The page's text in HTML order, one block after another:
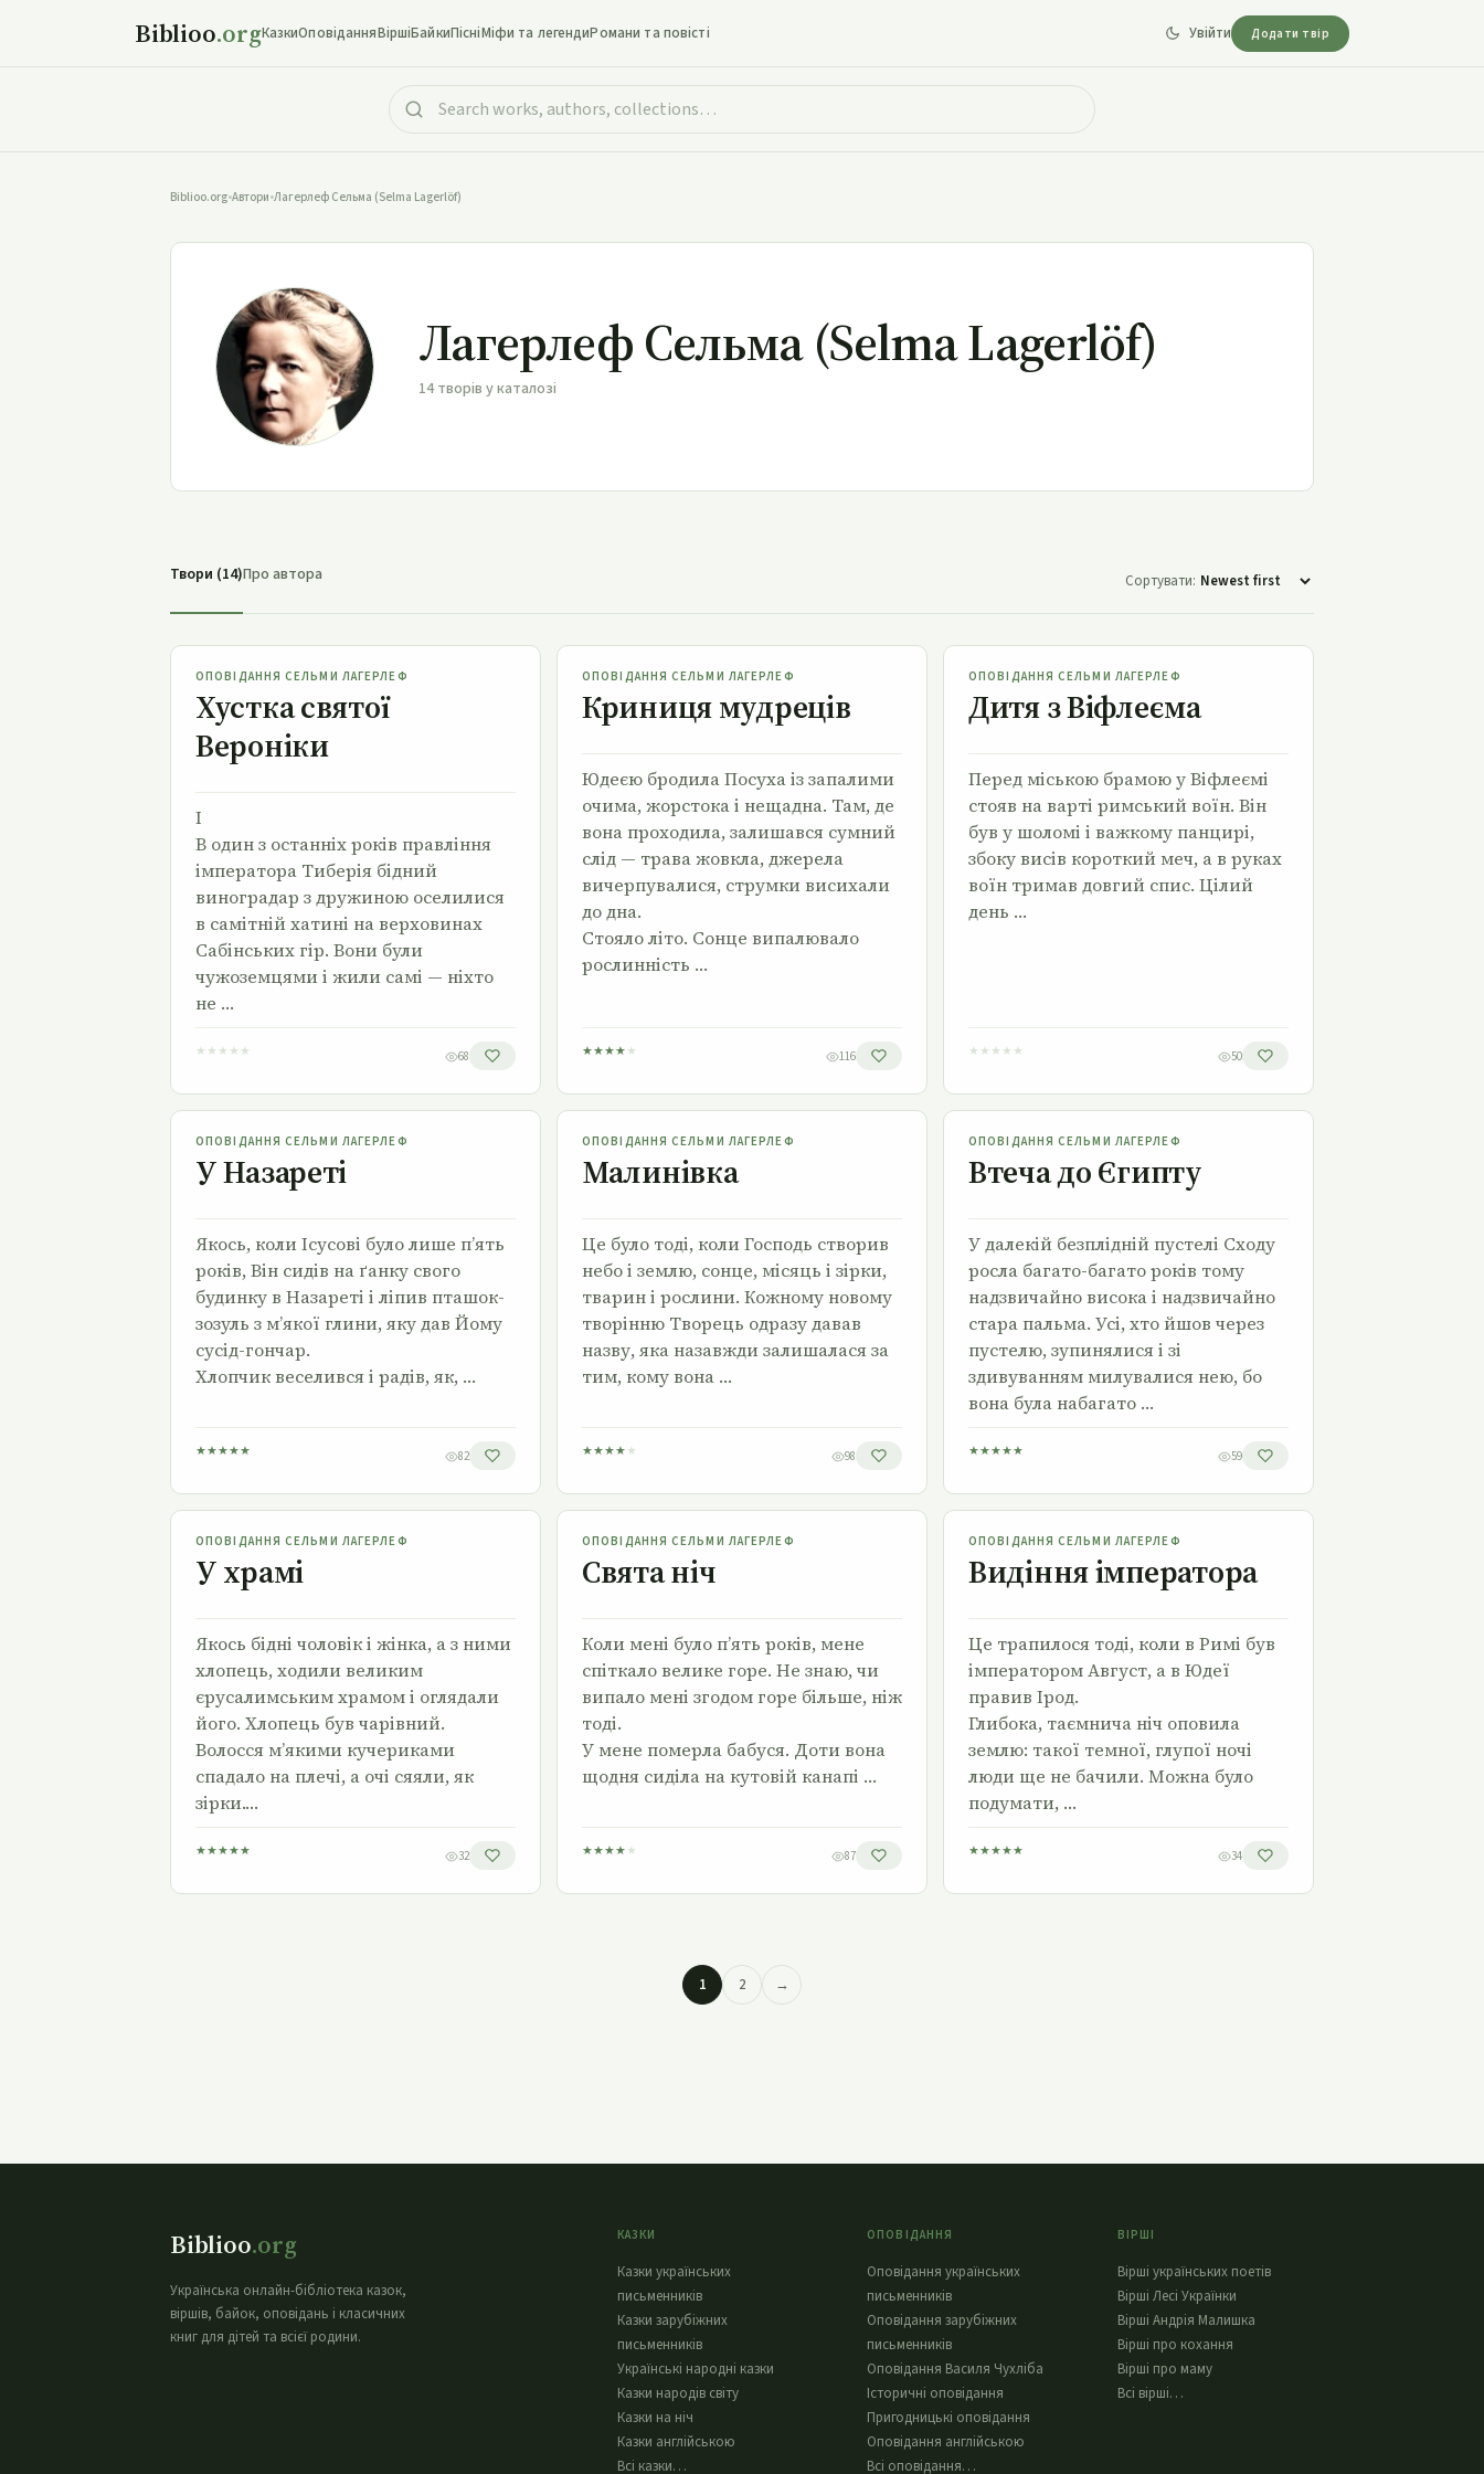
Biblioo.orgКазкиОповіданняВіршіБайкиПісніМіфи та легендиРомани та повісті Увійти Додати твір
Biblioo.org•Автори•Лагерлеф Сельма (Selma Lagerlöf)
Лагерлеф Сельма (Selma Lagerlöf)
14 творів у каталозі
Твори (14)Про автора Сортувати:
Хустка святої Вероніки
ОПОВІДАННЯ СЕЛЬМИ ЛАГЕРЛЕФ
Хустка святої
Вероніки
І
В один з останніх років правління
імператора Тиберія бідний
виноградар з дружиною оселилися
в са­мітній хатині на верховинах
Сабінських гір. Вони були
чужоземцями і жили самі — ніхто
не …
★ ★ ★ ★ ★ 68
Криниця мудреців
ОПОВІДАННЯ СЕЛЬМИ ЛАГЕРЛЕФ
Криниця мудреців
Юдеєю бродила Посуха із запалими
очима, жорсто­ка і нещадна. Там, де
вона проходила, залишався сум­ний
слід — трава жовкла, джерела
вичерпувалися, струм­ки висихали
до дна.
Стояло літо. Сонце випалювало
рослинність …
★★★★ ★ 116
Дитя з Віфлеєма
ОПОВІДАННЯ СЕЛЬМИ ЛАГЕРЛЕФ
Дитя з Віфлеєма
Перед міською брамою у Віфлеємі
стояв на варті римський воїн. Він
був у шоломі і важкому панцирі,
збоку висів короткий меч, а в руках
воїн тримав довгий спис. Цілий
день …
★ ★ ★ ★ ★ 50
У Назареті
ОПОВІДАННЯ СЕЛЬМИ ЛАГЕРЛЕФ
У Назареті
Якось, коли Ісусові було лише п’ять
років, Він сидів на ґанку свого
будинку в Назареті і ліпив пташок-
зозуль з м’якої глини, яку дав Йому
сусід-гончар.
Хлопчик веселився і радів, як, …
★★★★★ 82
Малинівка
ОПОВІДАННЯ СЕЛЬМИ ЛАГЕРЛЕФ
Малинівка
Це було тоді, коли Господь створив
небо і землю, сонце, місяць і зірки,
тварин і рослини. Кожному ново­му
творінню Творець одразу давав
назву, яка назавжди залишалася за
тим, кому вона …
★★★★ ★ 98
Втеча до Єгипту
ОПОВІДАННЯ СЕЛЬМИ ЛАГЕРЛЕФ
Втеча до Єгипту
У далекій безплідній пустелі Сходу
росла багато-ба­гато років тому
надзвичайно висока і надзвичайно
ста­ра пальма. Усі, хто йшов через
пустелю, зупинялися і зі
здивуванням милувалися нею, бо
вона була набагато …
★★★★★ 59
У храмі
ОПОВІДАННЯ СЕЛЬМИ ЛАГЕРЛЕФ
У храмі
Якось бідні чоловік і жінка, а з ними
хлопець, ходи­ли великим
єрусалимським храмом і оглядали
його. Хлопець був чарівний.
Волосся м’якими кучериками
спадало на плечі, а очі сяяли, як
зірки.…
★★★★★ 32
Свята ніч
ОПОВІДАННЯ СЕЛЬМИ ЛАГЕРЛЕФ
Свята ніч
Коли мені було п’ять років, мене
спіткало велике горе. Не знаю, чи
випало мені згодом горе більше, ніж
тоді.
У мене померла бабуся. Доти вона
щодня сиділа на кутовій канапі …
★★★★ ★ 87
Видіння імператора
ОПОВІДАННЯ СЕЛЬМИ ЛАГЕРЛЕФ
Видіння імператора
Це трапилося тоді, коли в Римі був
імператором Ав­густ, а в Юдеї
правив Ірод.
Глибока, таємнича ніч оповила
землю: такої темної, глупої ночі
люди ще не бачили. Можна було
подумати, …
★★★★★ 34
1 2 →
Biblioo.org
Українська онлайн-бібліотека казок,
віршів, байок, оповідань і класичних
книг для дітей та всієї родини.
КАЗКИ
Казки українських
письменників
Казки зарубіжних
письменників
Українські народні казки
Казки народів світу
Казки на ніч
Казки англійською
Всі казки…
ОПОВІДАННЯ
Оповідання українських
письменників
Оповідання зарубіжних
письменників
Оповідання Василя Чухліба
Історичні оповідання
Пригодницькі оповідання
Оповідання англійською
Всі оповідання…
ВІРШІ
Вірші українських поетів
Вірші Лесі Українки
Вірші Андрія Малишка
Вірші про кохання
Вірші про маму
Всі вірші…